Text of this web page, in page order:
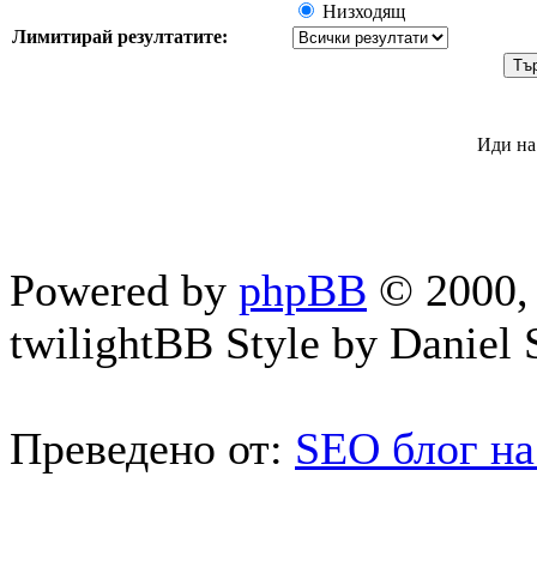
Низходящ
Лимитирай резултатите:
Иди
Powered by phpBB © 2000,
twilightBB Style by Daniel
Преведено от: SEO блог